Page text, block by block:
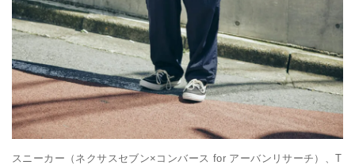
スニーカー（ネクサスセブン×コンバース for アーバンリサーチ）、T